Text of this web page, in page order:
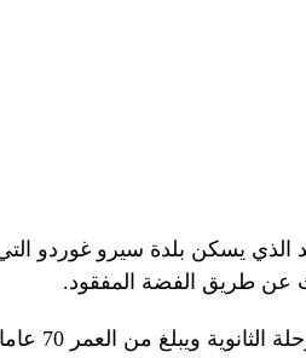
يسكن بلدة سيرو غوردو التي
دأب فيسمارس،